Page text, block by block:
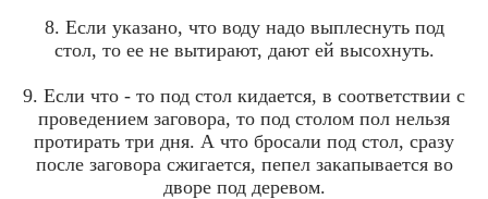
8. Если указано, что воду надо выплеснуть под
стол, то ее не вытирают, дают ей высохнуть.
9. Если что - то под стол кидается, в соответствии с
проведением заговора, то под столом пол нельзя
протирать три дня. А что бросали под стол, сразу
после заговора сжигается, пепел закапывается во
дворе под деревом.